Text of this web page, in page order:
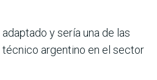
y sería una de las
argentino en el sector